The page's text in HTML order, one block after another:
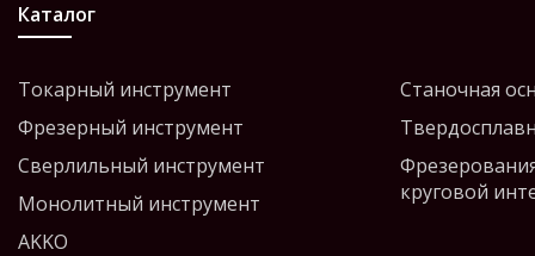
Каталог
Токарный инструмент
Фрезерный инструмент
Сверлильный инструмент
Монолитный инструмент
AKKO
Станочная
круговой